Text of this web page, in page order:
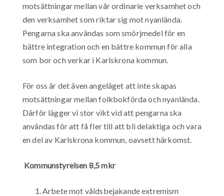
motsättningar mellan vår ordinarie verksamhet och
den verksamhet som riktar sig mot nyanlända.
Pengarna ska användas som smörjmedel för en
bättre integration och en bättre kommun för alla
som bor och verkar i Karlskrona kommun.
För oss är det även angeläget att inte skapas
motsättningar mellan folkbokförda och nyanlända.
Därför lägger vi stor vikt vid att pengarna ska
användas för att få fler till att bli delaktiga och vara
en del av Karlskrona kommun, oavsett härkomst.
Kommunstyrelsen 8,5 mkr
Arbete mot våldsbejakande extremism